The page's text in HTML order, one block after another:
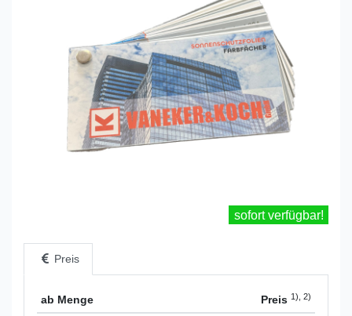
sofort verfügbar!
Preis
ab Menge Preis1), 2)